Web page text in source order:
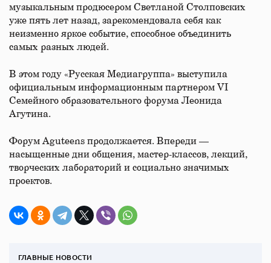
музыкальным продюсером Светланой Столповских
уже пять лет назад, зарекомендовала себя как
неизменно яркое событие, способное объединить
самых разных людей.
В этом году «Русская Медиагруппа» выступила
официальным информационным партнером VI
Семейного образовательного форума Леонида
Агутина.
Форум Aguteens продолжается. Впереди —
насыщенные дни общения, мастер-классов, лекций,
творческих лабораторий и социально значимых
проектов.
ГЛАВНЫЕ НОВОСТИ